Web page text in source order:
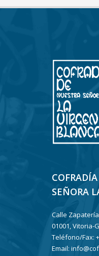
SEÑORA
Calle
01001, Vitoria-
Teléfono/Fax:
Email: